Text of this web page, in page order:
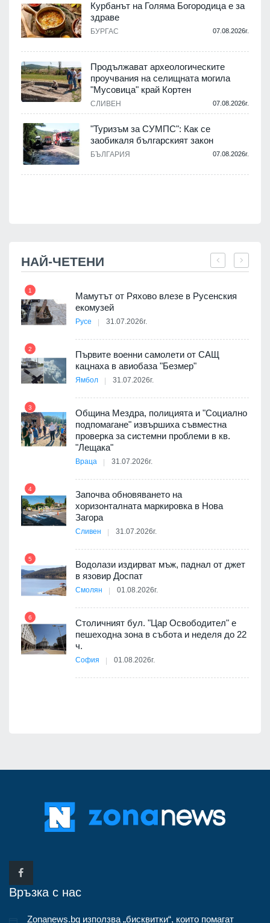
Курбанът на Голяма Богородица е за
здраве
БУРГАС 07.08.2026г.
Продължават археологическите
проучвания на селищната могила
"Мусовица" край Кортен
СЛИВЕН 07.08.2026г.
"Туризъм за СУМПС": Как се
заобикаля българският закон
БЪЛГАРИЯ 07.08.2026г.
НАЙ-ЧЕТЕНИ
1
Мамутът от Ряхово влезе в Русенския
екомузей
Русе 31.07.2026г.
2
Първите военни самолети от САЩ
кацнаха в авиобаза "Безмер"
Ямбол 31.07.2026г.
3
Община Мездра, полицията и "Социално
подпомагане" извършиха съвместна
проверка за системни проблеми в кв.
"Лещака"
Враца 31.07.2026г.
4
Започва обновяването на
хоризонталната маркировка в Нова
Загора
Сливен 31.07.2026г.
5
Водолази издирват мъж, паднал от джет
в язовир Доспат
Смолян 01.08.2026г.
6
Столичният бул. "Цар Освободител" е
пешеходна зона в събота и неделя до 22
ч.
София 01.08.2026г.
Връзка с нас
Zonanews.bg използва „бисквитки“, които помагат